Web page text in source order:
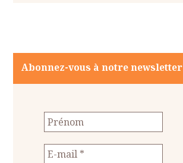
Abonnez-vous à notre newsletter